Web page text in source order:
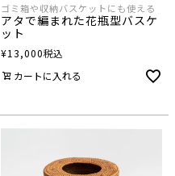
ゴミ箱や収納バスケットにも使える
アタで編まれた花瓶型バスケ
ット
¥13,000税込
カートに入れる